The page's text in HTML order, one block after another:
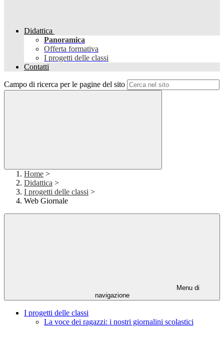
Didattica
Panoramica
Offerta formativa
I progetti delle classi
Contatti
Campo di ricerca per le pagine del sito
Home >
Didattica >
I progetti delle classi >
Web Giornale
Menu di
navigazione
I progetti delle classi
La voce dei ragazzi: i nostri giornalini scolastici